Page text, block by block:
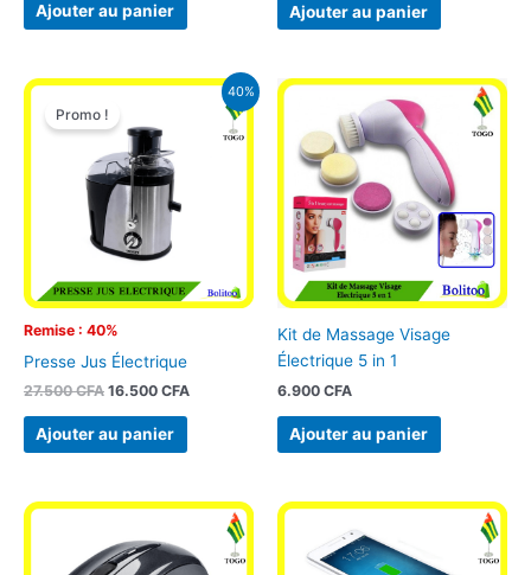
Ajouter au panier Ajouter au panier
40%
Remise : 40%
Promo !
Presse Jus Électrique
27.500CFA
Le
prix
initial
était :
27.500 CFA.
16.500 CFA
Le
Ajouter au panier
Kit de Massage Visage
Électrique 5 in 1
6.900 CFA
Ajouter au panier